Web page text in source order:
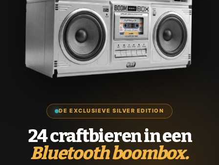
DE EXCLUSIEVE SILVER EDITION
24 craftbieren in een
Bluetooth boombox.